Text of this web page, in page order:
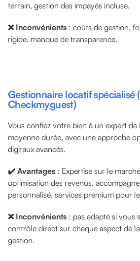
terrain, gestion des impayés incluse.
❌ Inconvénients : coûts de gestion,
rigide, manque de transparence.
Gestionnaire locatif spécialisé
Checkmyguest)
Vous confiez votre bien à un expert
moyenne durée, avec une approche
digitaux avancés.
✔️ Avantages : Expertise sur le
optimisation des revenus,
personnalisé, services premium pour
❌ Inconvénients : pas adapté si vous
contrôle direct sur chaque aspect de
gestion.